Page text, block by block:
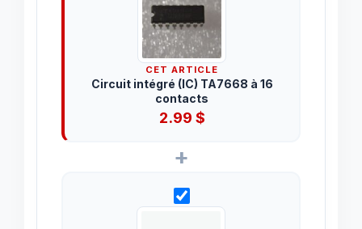
CET ARTICLE
Circuit intégré (IC) TA7668 à 16
contacts
2.99 $
+